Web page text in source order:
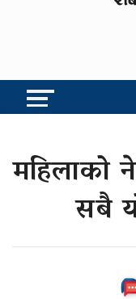
महिलाको
सबै